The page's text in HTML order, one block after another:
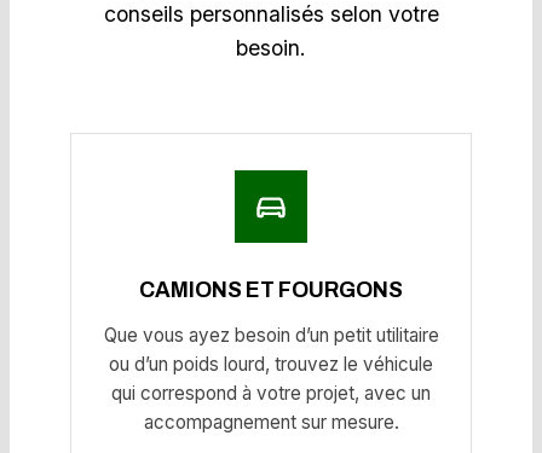
conseils personnalisés selon votre
besoin.
CAMIONS ET FOURGONS
Que vous ayez besoin d’un petit utilitaire
ou d’un poids lourd, trouvez le véhicule
qui correspond à votre projet, avec un
accompagnement sur mesure.